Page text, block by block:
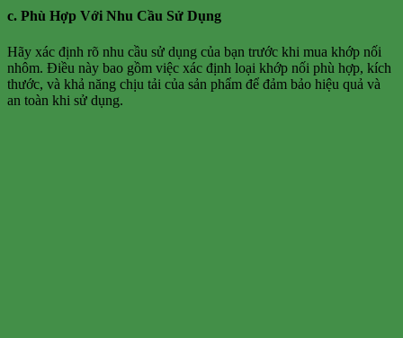
c. Phù Hợp Với Nhu Cầu Sử Dụng
Hãy xác định rõ nhu cầu sử dụng của bạn trước khi mua khớp nối
nhôm. Điều này bao gồm việc xác định loại khớp nối phù hợp, kích
thước, và khả năng chịu tải của sản phẩm để đảm bảo hiệu quả và
an toàn khi sử dụng.